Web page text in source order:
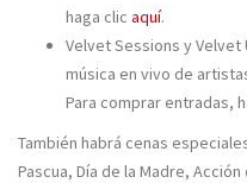
haga clic aquí.
Velvet Sessions y Velvet
música en vivo de
Para comprar entradas,
También habrá cenas
Pascua, Día de la Madre,